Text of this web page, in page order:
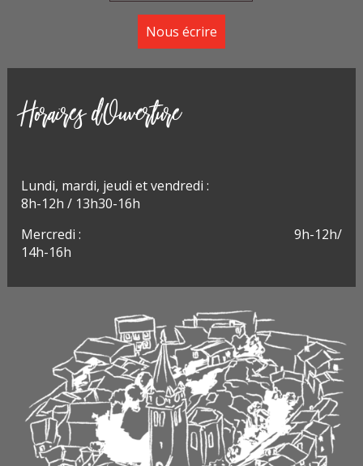
Nous écrire
Horaires d'Ouverture
Lundi, mardi, jeudi et vendredi :
8h-12h / 13h30-16h
Mercredi : 9h-12h/
14h-16h